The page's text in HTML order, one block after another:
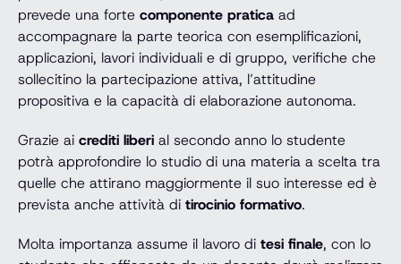
prevede una forte componente pratica ad
accompagnare la parte teorica con esemplificazioni,
applicazioni, lavori individuali e di gruppo, verifiche che
sollecitino la partecipazione attiva, l’attitudine
propositiva e la capacità di elaborazione autonoma.
Grazie ai crediti liberi al secondo anno lo studente
potrà approfondire lo studio di una materia a scelta tra
quelle che attirano maggiormente il suo interesse ed è
prevista anche attività di tirocinio formativo.
Molta importanza assume il lavoro di tesi finale, con lo